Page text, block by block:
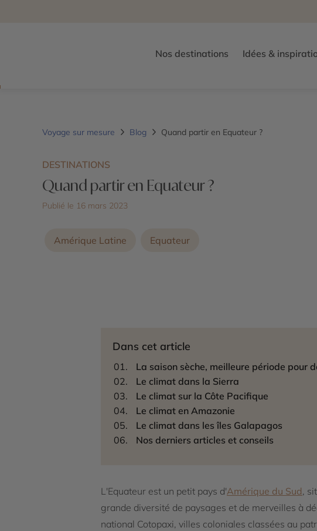
Nos destinations Idées &
Voyage sur mesure Blog Quand partir en Equateur ?
DESTINATIONS
Quand partir en Equateur ?
Publié le 16 mars 2023
Amérique Latine Equateur
Dans cet article
La saison sèche, meilleure période pour
Le climat dans la Sierra
Le climat sur la Côte Pacifique
Le climat en Amazonie
Le climat dans les îles Galapagos
Nos derniers articles et conseils
L'Equateur est un petit pays d'Amérique du Sud,
grande diversité de paysages et de merveilles à
national Cotopaxi, villes coloniales classées au